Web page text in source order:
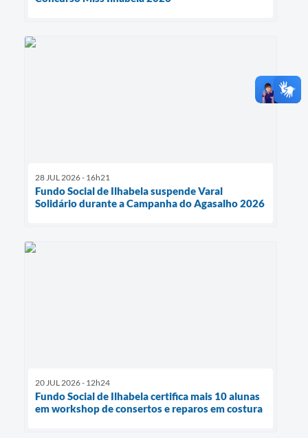
28 JUL 2026 - 16h21
Fundo Social de Ilhabela suspende Varal
Solidário durante a Campanha do Agasalho 2026
20 JUL 2026 - 12h24
Fundo Social de Ilhabela certifica mais 10 alunas
em workshop de consertos e reparos em costura